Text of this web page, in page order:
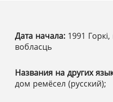
Дата начала: 1991 Горкі,
вобласць
Названия на других
дом ремёсел (русский);